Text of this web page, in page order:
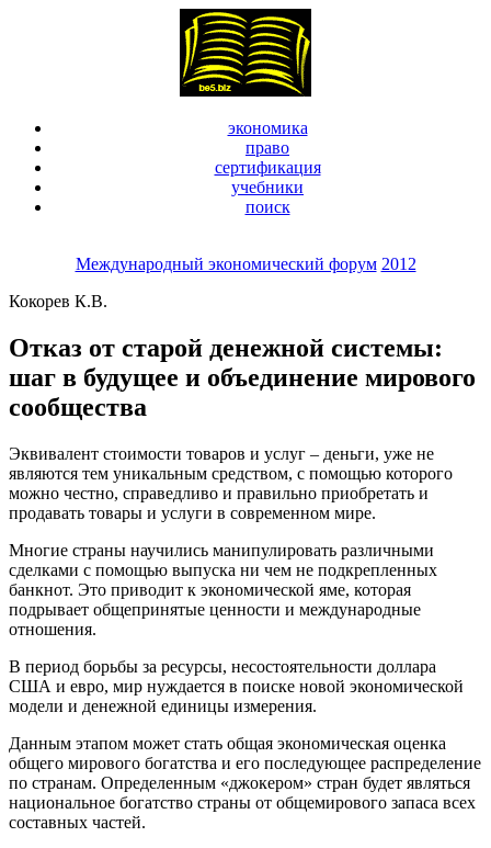
экономика
право
сертификация
учебники
поиск
Международный экономический форум 2012
Кокорев К.В.
Отказ от старой денежной системы:
шаг в будущее и объединение мирового
сообщества
Эквивалент стоимости товаров и услуг – деньги, уже не
являются тем уникальным средством, с помощью которого
можно честно, справедливо и правильно приобретать и
продавать товары и услуги в современном мире.
Многие страны научились манипулировать различными
сделками с помощью выпуска ни чем не подкрепленных
банкнот. Это приводит к экономической яме, которая
подрывает общепринятые ценности и международные
отношения.
В период борьбы за ресурсы, несостоятельности доллара
США и евро, мир нуждается в поиске новой экономической
модели и денежной единицы измерения.
Данным этапом может стать общая экономическая оценка
общего мирового богатства и его последующее распределение
по странам. Определенным «джокером» стран будет являться
национальное богатство страны от общемирового запаса всех
составных частей.